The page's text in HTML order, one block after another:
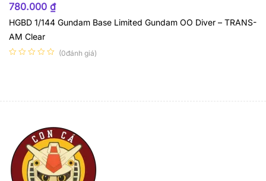
780.000 ₫
HGBD 1/144 Gundam Base Limited Gundam OO Diver – TRANS-
AM Clear
(0đánh giá)